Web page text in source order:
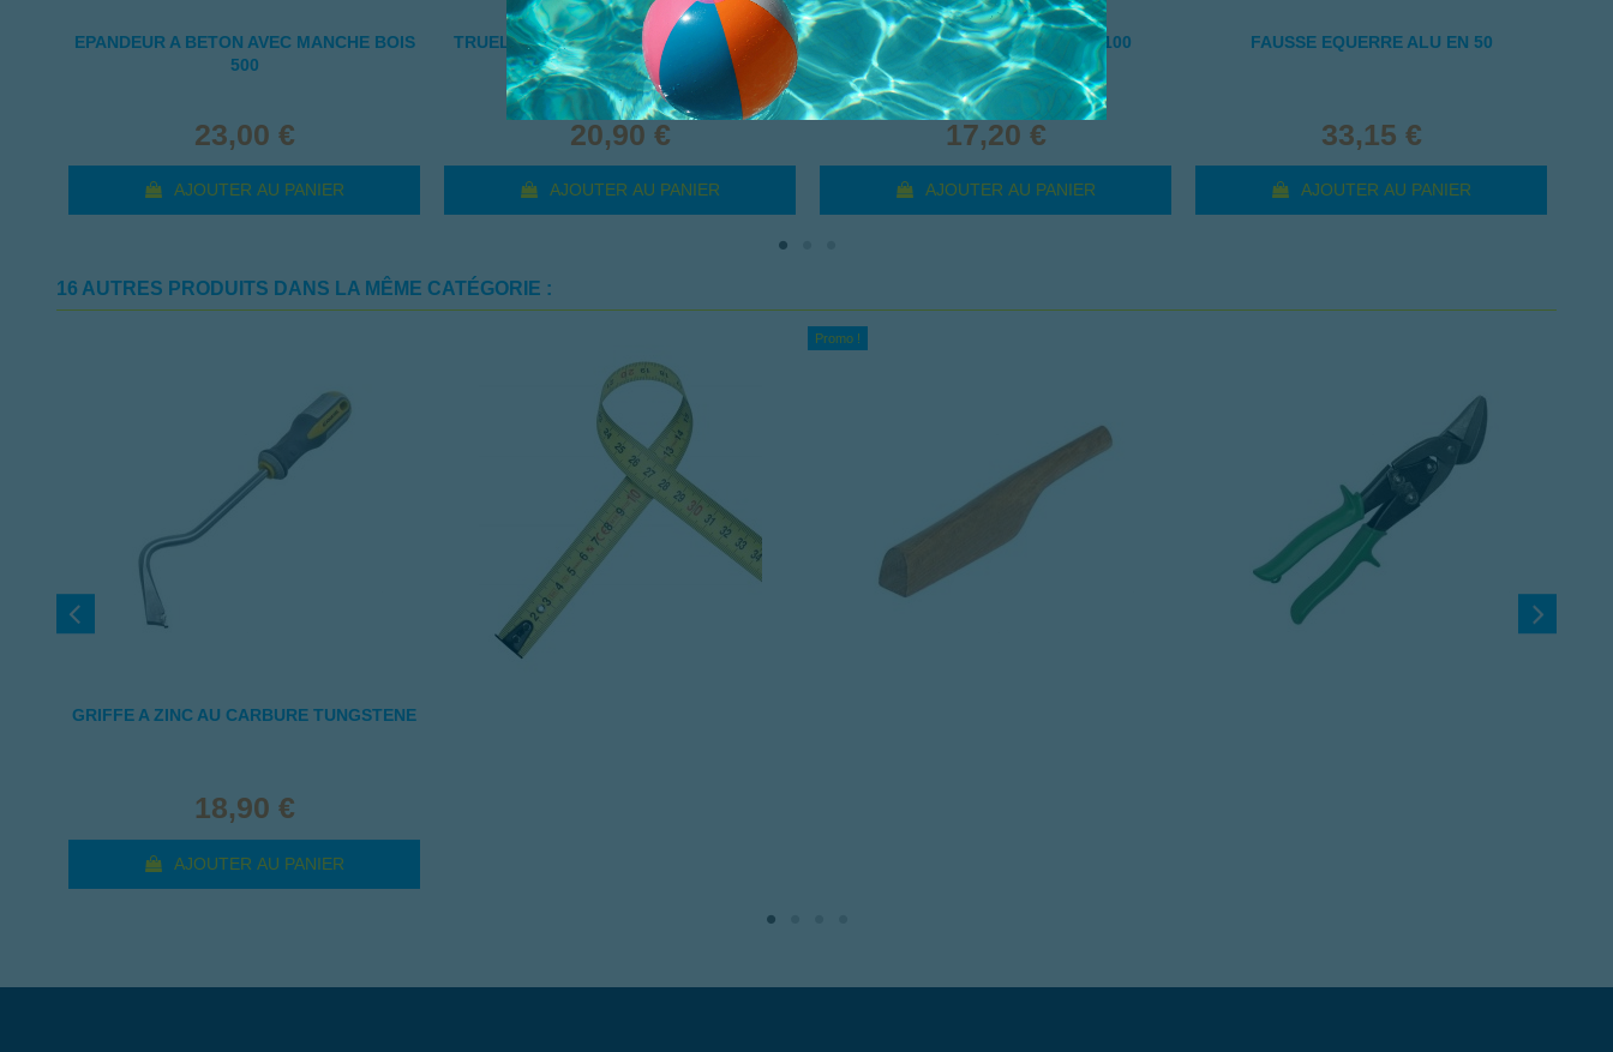
EPANDEUR A BETON AVEC MANCHE BOIS
500
23,00 €
AJOUTER AU PANIER
TRUELLE ITALIENNE RONDE DE 22 INOX
20,90 €
AJOUTER AU PANIER
SERRE JOINT MAÇON 210/80/100
17,20 €
AJOUTER AU PANIER
FAUSSE EQUERRE ALU EN 50
33,15 €
AJOUTER AU PANIER
16 AUTRES PRODUITS DANS LA MÊME CATÉGORIE :
GRIFFE A ZINC AU CARBURE TUNGSTENE
18,90 €
AJOUTER AU PANIER
Promo !